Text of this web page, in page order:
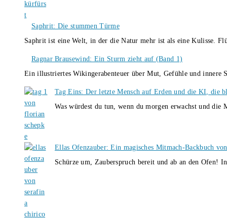
Saphrit: Die stummen Türme
Saphrit ist eine Welt, in der die Natur mehr ist als eine Kulisse.
Ragnar Brausewind: Ein Sturm zieht auf (Band 1)
Ein illustriertes Wikingerabenteuer über Mut, Gefühle und
Tag Eins: Der letzte Mensch auf Erden und die KI, die
Was würdest du tun, wenn du morgen erwachst und
Ellas Ofenzauber: Ein magisches Mitmach-Backbuch
Schürze um, Zauberspruch bereit und ab an den Ofen!